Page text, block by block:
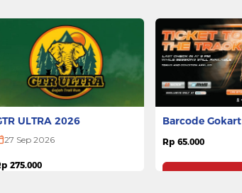
ULTRA 2026
27 Sep 2026
275.000
Barcode Gokart
Rp 65.000
Pesan